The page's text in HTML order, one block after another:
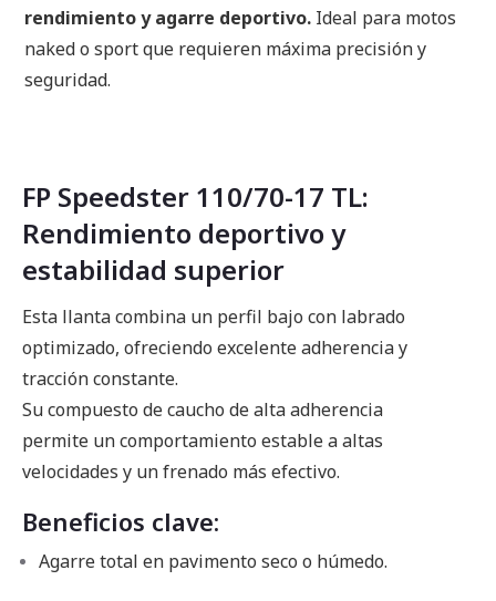
rendimiento y agarre deportivo. Ideal para motos
naked o sport que requieren máxima precisión y
seguridad.
FP Speedster 110/70-17 TL:
Rendimiento deportivo y
estabilidad superior
Esta llanta combina un perfil bajo con labrado
optimizado, ofreciendo excelente adherencia y
tracción constante.
Su compuesto de caucho de alta adherencia
permite un comportamiento estable a altas
velocidades y un frenado más efectivo.
Beneficios clave:
Agarre total en pavimento seco o húmedo.